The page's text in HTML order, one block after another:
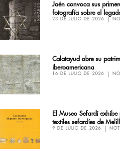
Jaén convoca sus
fotografía sobre el
23 DE JULIO DE 2026
Calatayud abre su
iberoamericana
16 DE JULIO DE 2026
El Museo Sefardí
textiles sefardíes de
9 DE JULIO DE 2026